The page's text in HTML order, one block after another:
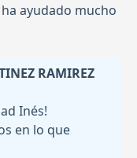
ayudado mucho
RAMIREZ
Inés!
en lo que